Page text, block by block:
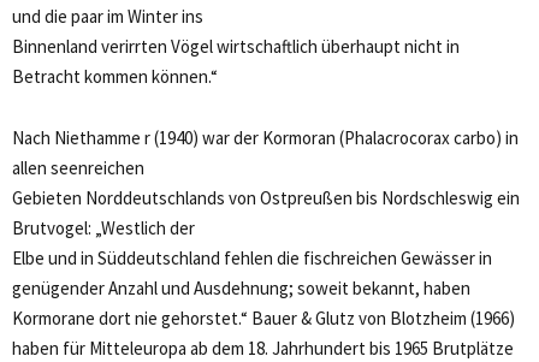
und die paar im Winter ins
Binnenland verirrten Vögel wirtschaftlich überhaupt nicht in
Betracht kommen können.“
Nach Niethamme r (1940) war der Kormoran (Phalacrocorax carbo) in
allen seenreichen
Gebieten Norddeutschlands von Ostpreußen bis Nordschleswig ein
Brutvogel: „Westlich der
Elbe und in Süddeutschland fehlen die fischreichen Gewässer in
genügender Anzahl und Ausdehnung; soweit bekannt, haben
Kormorane dort nie gehorstet.“ Bauer & Glutz von Blotzheim (1966)
haben für Mitteleuropa ab dem 18. Jahrhundert bis 1965 Brutplätze